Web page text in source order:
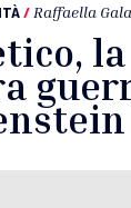
/ Raffaella
la